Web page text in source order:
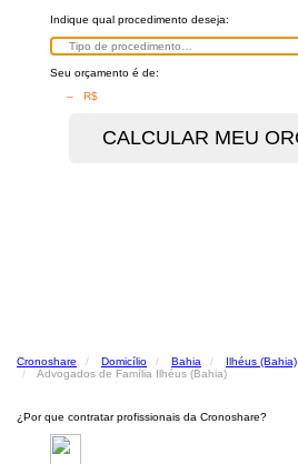
Indique qual procedimento deseja:
Seu orçamento é de:
– R$
Cronoshare Domicílio Bahia Ilhéus (Bahia)
Advogados de Família Ilhéus (Bahia)
¿Por que contratar profissionais da Cronoshare?